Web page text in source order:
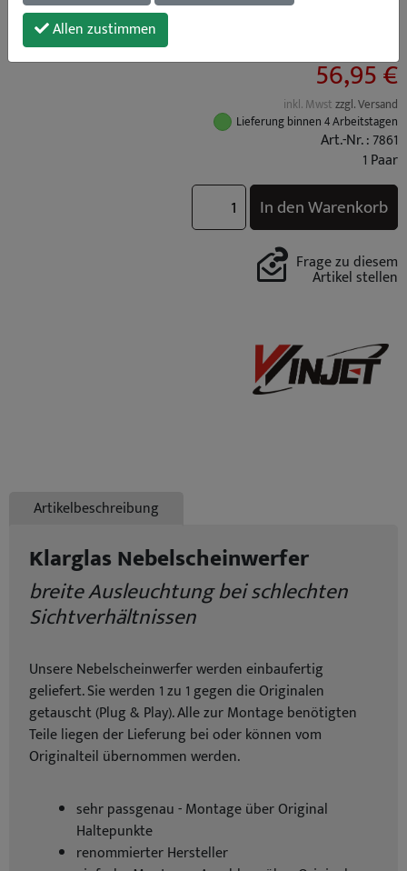
56,95 €
inkl. Mwstzzgl. Versand
Lieferung binnen 4 Arbeitstagen
Art.-Nr. : 7861
1 Paar
In den Warenkorb
Frage zu diesem
Artikel stellen
Artikelbeschreibung
Klarglas Nebelscheinwerfer
breite Ausleuchtung bei schlechten
Sichtverhältnissen
Unsere Nebelscheinwerfer werden einbaufertig
geliefert. Sie werden 1 zu 1 gegen die Originalen
getauscht (Plug & Play). Alle zur Montage benötigten
Teile liegen der Lieferung bei oder können vom
Originalteil übernommen werden.
sehr passgenau - Montage über Original
Haltepunkte
renommierter Hersteller
Allen zustimmen